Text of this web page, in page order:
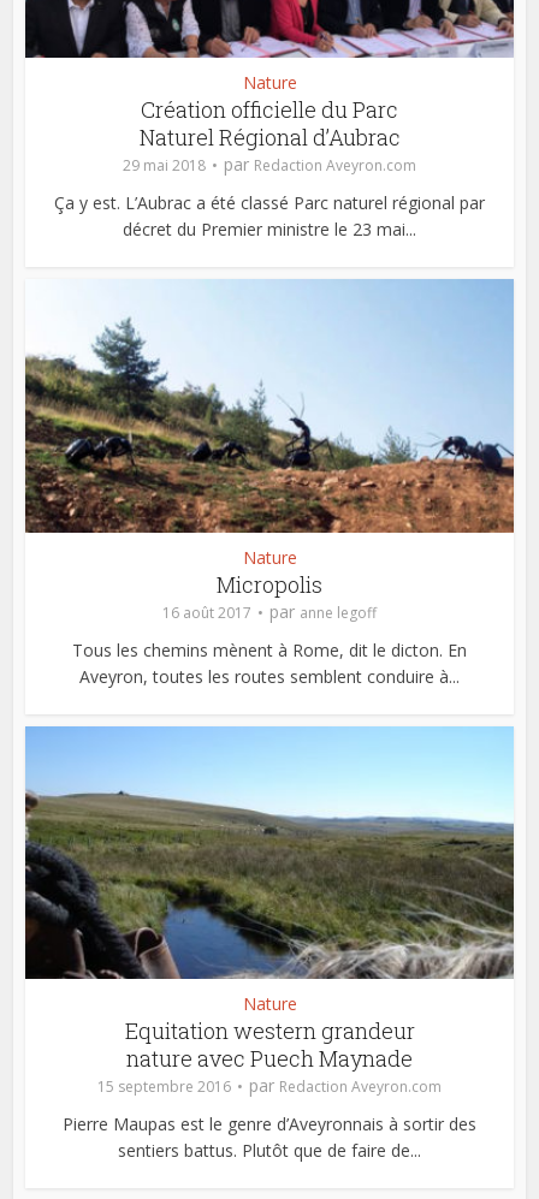
Nature
Création officielle du Parc
Naturel Régional d’Aubrac
29 mai 2018 par Redaction Aveyron.com
Ça y est. L’Aubrac a été classé Parc naturel régional par
décret du Premier ministre le 23 mai...
Nature
Micropolis
16 août 2017 par anne legoff
Tous les chemins mènent à Rome, dit le dicton. En
Aveyron, toutes les routes semblent conduire à...
Nature
Equitation western grandeur
nature avec Puech Maynade
15 septembre 2016 par Redaction Aveyron.com
Pierre Maupas est le genre d’Aveyronnais à sortir des
sentiers battus. Plutôt que de faire de...